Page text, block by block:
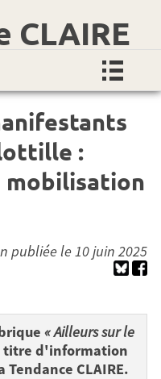
CLAIRE
:
mobilisation
publiée le 10 juin 2025
« Ailleurs sur le
titre d'information
CLAIRE.